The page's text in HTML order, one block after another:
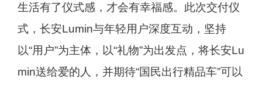
生活有了仪式感，才会有幸福感。此次交付仪
式，长安Lumin与年轻用户深度互动，坚持
以“用户”为主体，以“礼物”为出发点，将长安Lu
min送给爱的人，并期待“国民出行精品车”可以